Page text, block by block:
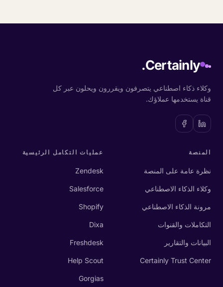
Certainly.
وكلاء ذكاء اصطناعي يتصرفون ويقررون ويحلون عبر كل
قناة يستخدمها عملاؤك.
المنصة
نظرة عامة على المنصة
وكلاء الذكاء الاصطناعي
مرونة الذكاء الاصطناعي
التكاملات والقنوات
البيانات والتقارير
Certainly Trust Center
عمليات التكامل الرئيسية
Zendesk
Salesforce
Shopify
Dixa
Freshdesk
Help Scout
Gorgias